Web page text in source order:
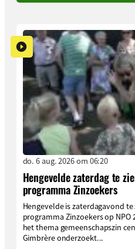
do. 6 aug. 2026 om 06:20
Hengevelde zaterdag te
programma Zinzoekers
Hengevelde is zaterdagavond te
programma Zinzoekers op
het thema gemeenschapszin
Gimbrère onderzoekt...